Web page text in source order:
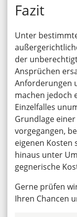
Fazit
Unter
der
Ansprüchen
Anforderungen
machen jedoch
Einzelfalles
Grundlage
vorgegangen,
eigenen Kosten
hinaus unter
gegnerische
Gerne prüfen
Ihren Chancen